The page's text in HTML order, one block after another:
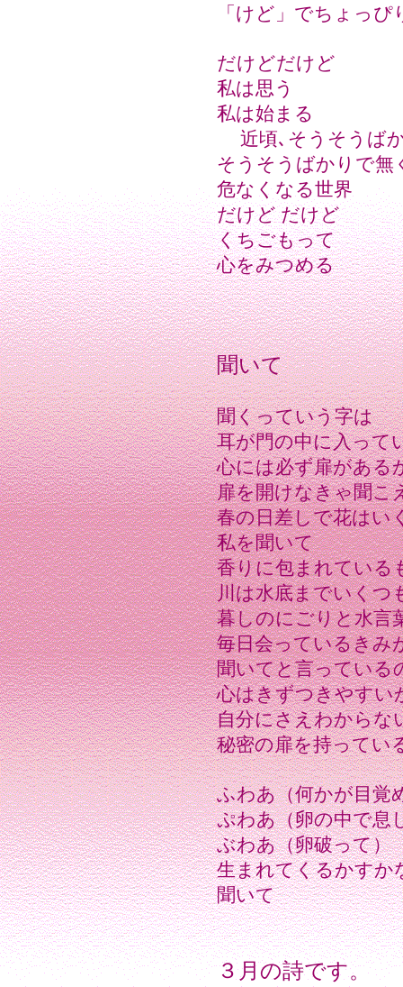
「けど」でちょっ
だけどだけど
私は思う
私は始まる
近頃､そうそうば
そうそうばかりで無
危なくなる世界
だけど だけど
くちごもって
心をみつめる
聞いて
聞くっていう字は
耳が門の中に入って
心には必ず扉がある
扉を開けなきゃ聞こ
春の日差しで花はい
私を聞いて
香りに包まれている
川は水底までいくつ
暮しのにごりと水言
毎日会っているきみ
聞いてと言っている
心はきずつきやすい
自分にさえわからな
秘密の扉を持ってい
ふわあ（何かが目覚
ぷわあ（卵の中で息
ぶわあ（卵破って）
生まれてくるかすか
聞いて
３月の詩です。